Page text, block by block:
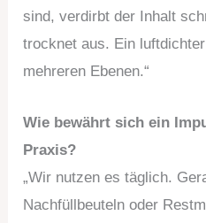
sind, verdirbt der Inhalt
trocknet aus. Ein
mehreren Ebenen.“
Wie bewährt sich ein
Praxis?
„Wir nutzen es täglich.
Nachfüllbeuteln oder